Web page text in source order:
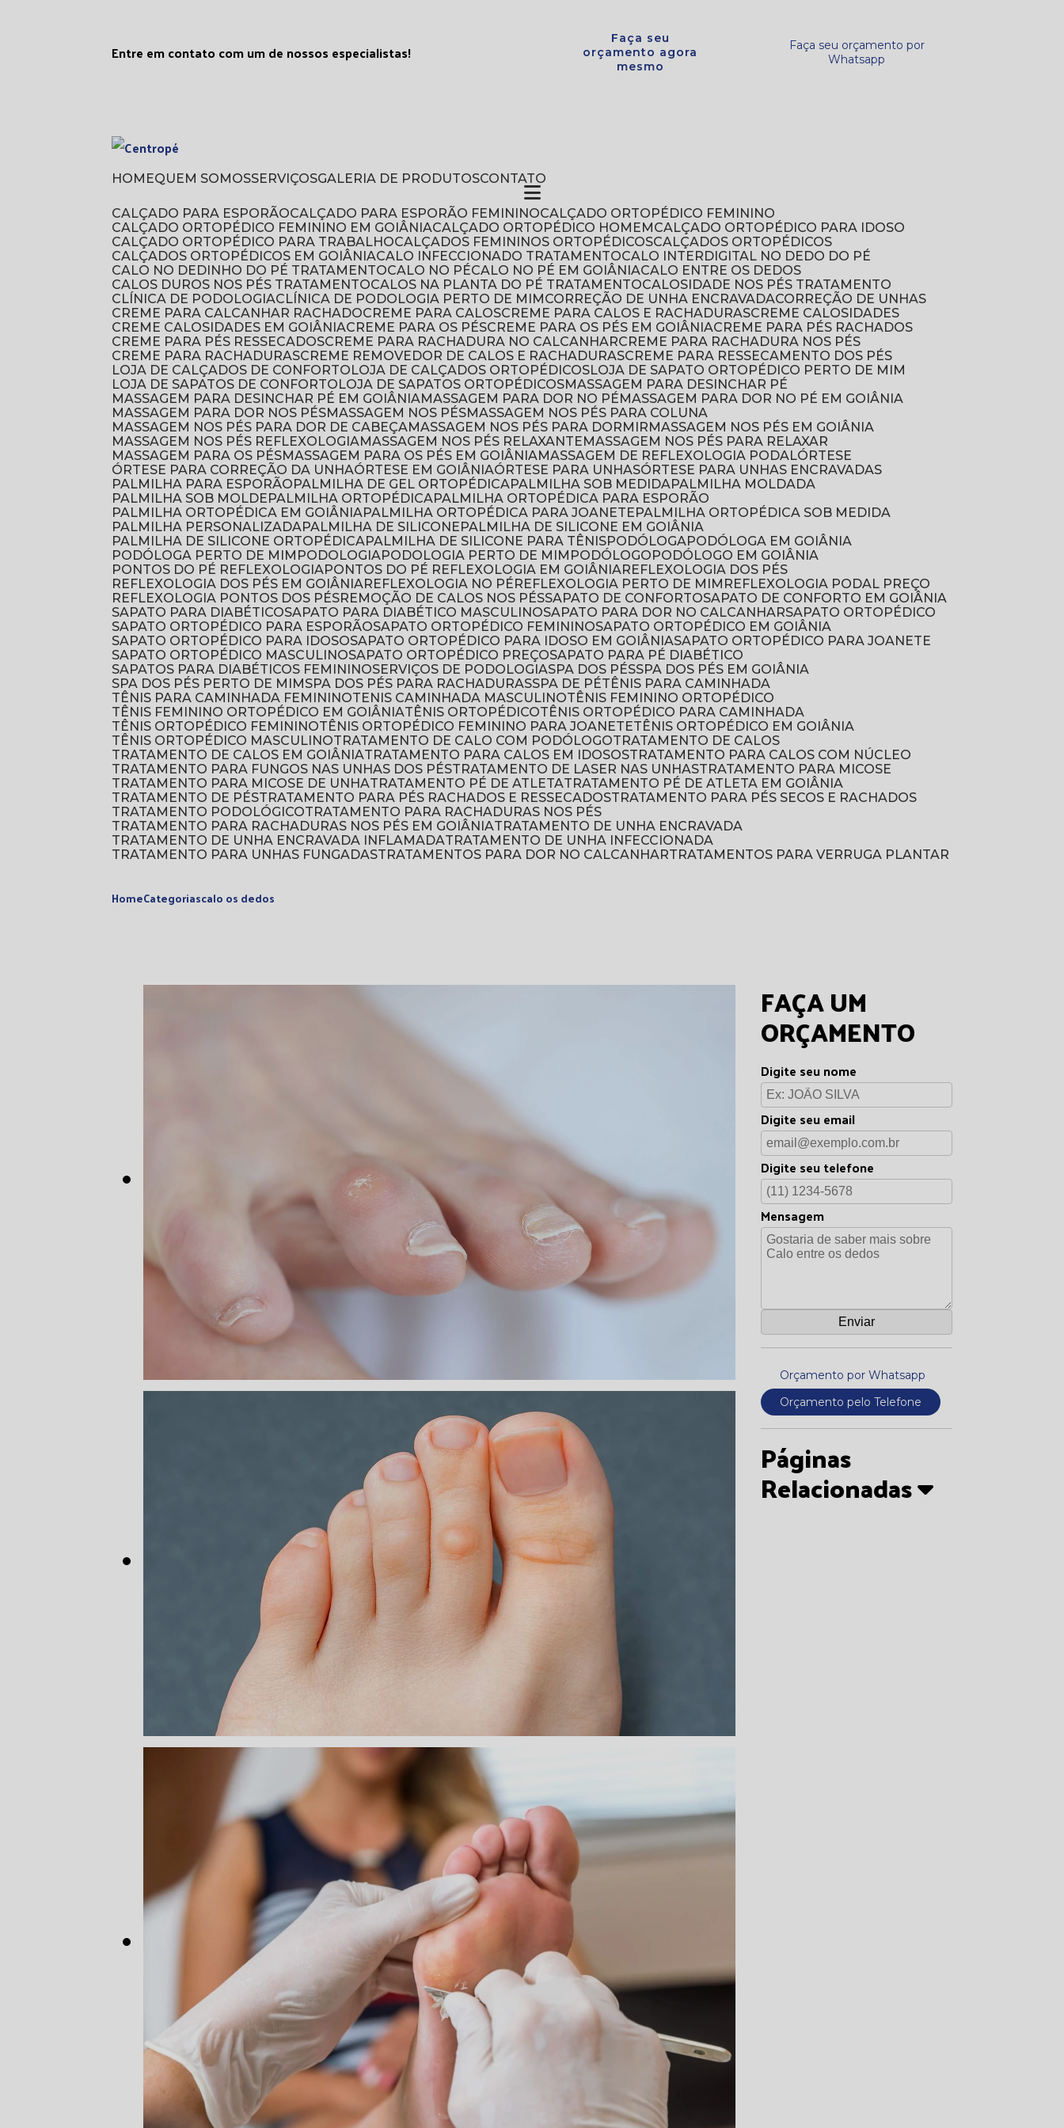
Entre em contato com um de nossos especialistas!
Faça seu
orçamento agora
mesmo
Faça seu orçamento por
Whatsapp
HOME QUEM SOMOS SERVIÇOS GALERIA DE PRODUTOS CONTATO
CALÇADO PARA ESPORÃO CALÇADO PARA ESPORÃO FEMININO
CALÇADO ORTOPÉDICO FEMININO
CALÇADO ORTOPÉDICO FEMININO EM GOIÂNIA
CALÇADO ORTOPÉDICO HOMEM
CALÇADO ORTOPÉDICO PARA IDOSO
CALÇADO ORTOPÉDICO PARA TRABALHO
CALÇADOS FEMININOS ORTOPÉDICOS
CALÇADOS ORTOPÉDICOS
CALÇADOS ORTOPÉDICOS EM GOIÂNIA
CALO INFECCIONADO TRATAMENTO
CALO INTERDIGITAL NO DEDO DO PÉ
CALO NO DEDINHO DO PÉ TRATAMENTO
CALO NO PÉ CALO NO PÉ EM GOIÂNIA
CALO ENTRE OS DEDOS
CALOS DUROS NOS PÉS TRATAMENTO
CALOS NA PLANTA DO PÉ TRATAMENTO
CALOSIDADE NOS PÉS TRATAMENTO
CLÍNICA DE PODOLOGIA
CLÍNICA DE PODOLOGIA PERTO DE MIM CORREÇÃO DE UNHA ENCRAVADA
CORREÇÃO DE UNHAS
CREME PARA CALCANHAR RACHADO
CREME PARA CALOS CREME PARA CALOS E RACHADURAS
CREME CALOSIDADES
CREME CALOSIDADES EM GOIÂNIA
CREME PARA OS PÉS CREME PARA OS PÉS EM GOIÂNIA
CREME PARA PÉS RACHADOS
CREME PARA PÉS RESSECADOS
CREME PARA RACHADURA NO CALCANHAR
CREME PARA RACHADURA NOS PÉS
CREME PARA RACHADURAS
CREME REMOVEDOR DE CALOS E RACHADURAS
CREME PARA RESSECAMENTO DOS PÉS
LOJA DE CALÇADOS DE CONFORTO
LOJA DE CALÇADOS ORTOPÉDICOS LOJA DE SAPATO ORTOPÉDICO PERTO DE MIM
LOJA DE SAPATOS DE CONFORTO
LOJA DE SAPATOS ORTOPÉDICOS
MASSAGEM PARA DESINCHAR PÉ
MASSAGEM PARA DESINCHAR PÉ EM GOIÂNIA
MASSAGEM PARA DOR NO PÉ
MASSAGEM PARA DOR NO PÉ EM GOIÂNIA
MASSAGEM PARA DOR NOS PÉS
MASSAGEM NOS PÉS
MASSAGEM NOS PÉS PARA COLUNA
MASSAGEM NOS PÉS PARA DOR DE CABEÇA
MASSAGEM NOS PÉS PARA DORMIR
MASSAGEM NOS PÉS EM GOIÂNIA
MASSAGEM NOS PÉS REFLEXOLOGIA
MASSAGEM NOS PÉS RELAXANTE
MASSAGEM NOS PÉS PARA RELAXAR
MASSAGEM PARA OS PÉS
MASSAGEM PARA OS PÉS EM GOIÂNIA MASSAGEM DE REFLEXOLOGIA PODAL
ÓRTESE
ÓRTESE PARA CORREÇÃO DA UNHA
ÓRTESE EM GOIÂNIA ÓRTESE PARA UNHAS
ÓRTESE PARA UNHAS ENCRAVADAS
PALMILHA PARA ESPORÃO
PALMILHA DE GEL ORTOPÉDICA PALMILHA SOB MEDIDA PALMILHA MOLDADA
PALMILHA SOB MOLDE
PALMILHA ORTOPÉDICA PALMILHA ORTOPÉDICA PARA ESPORÃO
PALMILHA ORTOPÉDICA EM GOIÂNIA PALMILHA ORTOPÉDICA PARA JOANETE
PALMILHA ORTOPÉDICA SOB MEDIDA
PALMILHA PERSONALIZADA PALMILHA DE SILICONE
PALMILHA DE SILICONE EM GOIÂNIA
PALMILHA DE SILICONE ORTOPÉDICA PALMILHA DE SILICONE PARA TÊNIS PODÓLOGA
PODÓLOGA EM GOIÂNIA
PODÓLOGA PERTO DE MIM
PODOLOGIA PODOLOGIA PERTO DE MIM PODÓLOGO
PODÓLOGO EM GOIÂNIA
PONTOS DO PÉ REFLEXOLOGIA
PONTOS DO PÉ REFLEXOLOGIA EM GOIÂNIA
REFLEXOLOGIA DOS PÉS
REFLEXOLOGIA DOS PÉS EM GOIÂNIA
REFLEXOLOGIA NO PÉ REFLEXOLOGIA PERTO DE MIM
REFLEXOLOGIA PODAL PREÇO
REFLEXOLOGIA PONTOS DOS PÉS
REMOÇÃO DE CALOS NOS PÉS SAPATO DE CONFORTO SAPATO DE CONFORTO EM GOIÂNIA
SAPATO PARA DIABÉTICO SAPATO PARA DIABÉTICO MASCULINO SAPATO PARA DOR NO CALCANHAR SAPATO ORTOPÉDICO
SAPATO ORTOPÉDICO PARA ESPORÃO SAPATO ORTOPÉDICO FEMININO SAPATO ORTOPÉDICO EM GOIÂNIA
SAPATO ORTOPÉDICO PARA IDOSO SAPATO ORTOPÉDICO PARA IDOSO EM GOIÂNIA SAPATO ORTOPÉDICO PARA JOANETE
SAPATO ORTOPÉDICO MASCULINO SAPATO ORTOPÉDICO PREÇO SAPATO PARA PÉ DIABÉTICO
SAPATOS PARA DIABÉTICOS FEMININO
SERVIÇOS DE PODOLOGIA SPA DOS PÉS
SPA DOS PÉS EM GOIÂNIA
SPA DOS PÉS PERTO DE MIM
SPA DOS PÉS PARA RACHADURAS SPA DE PÉ
TÊNIS PARA CAMINHADA
TÊNIS PARA CAMINHADA FEMININO
TENIS CAMINHADA MASCULINO
TÊNIS FEMININO ORTOPÉDICO
TÊNIS FEMININO ORTOPÉDICO EM GOIÂNIA
TÊNIS ORTOPÉDICO
TÊNIS ORTOPÉDICO PARA CAMINHADA
TÊNIS ORTOPÉDICO FEMININO
TÊNIS ORTOPÉDICO FEMININO PARA JOANETE
TÊNIS ORTOPÉDICO EM GOIÂNIA
TÊNIS ORTOPÉDICO MASCULINO
TRATAMENTO DE CALO COM PODÓLOGO
TRATAMENTO DE CALOS
TRATAMENTO DE CALOS EM GOIÂNIA
TRATAMENTO PARA CALOS EM IDOSOS
TRATAMENTO PARA CALOS COM NÚCLEO
TRATAMENTO PARA FUNGOS NAS UNHAS DOS PÉS
TRATAMENTO DE LASER NAS UNHAS
TRATAMENTO PARA MICOSE
TRATAMENTO PARA MICOSE DE UNHA
TRATAMENTO PÉ DE ATLETA
TRATAMENTO PÉ DE ATLETA EM GOIÂNIA
TRATAMENTO DE PÉS
TRATAMENTO PARA PÉS RACHADOS E RESSECADOS
TRATAMENTO PARA PÉS SECOS E RACHADOS
TRATAMENTO PODOLÓGICO
TRATAMENTO PARA RACHADURAS NOS PÉS
TRATAMENTO PARA RACHADURAS NOS PÉS EM GOIÂNIA
TRATAMENTO DE UNHA ENCRAVADA
TRATAMENTO DE UNHA ENCRAVADA INFLAMADA
TRATAMENTO DE UNHA INFECCIONADA
TRATAMENTO PARA UNHAS FUNGADAS
TRATAMENTOS PARA DOR NO CALCANHAR TRATAMENTOS PARA VERRUGA PLANTAR
HomeCategoriascalo os dedos
FAÇA UM
ORÇAMENTO
Digite seu nome
Digite seu email
Digite seu telefone
Mensagem
Orçamento por Whatsapp
Orçamento pelo Telefone
Páginas
Relacionadas